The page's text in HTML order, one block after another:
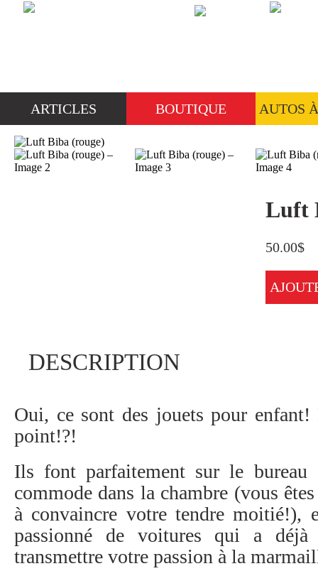
Rechercher :
Les-Essentiels
Sur-La-Route
BOUTIQUE
AUTOS À VENDRE
ARTICLES BOUTIQUE AUTOS
Luft
50.00$
DESCRIPTION
Oui, ce sont des jouets pour
point!?!
Ils font parfaitement sur le bureau
commode dans la chambre (vous
à convaincre votre tendre moitié!),
passionné de voitures qui a
transmettre votre passion à la